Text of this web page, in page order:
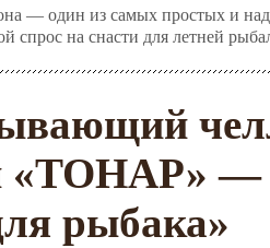
— один из самых простых и
спрос на снасти для летней
«ТОНАР» —
рыбака»